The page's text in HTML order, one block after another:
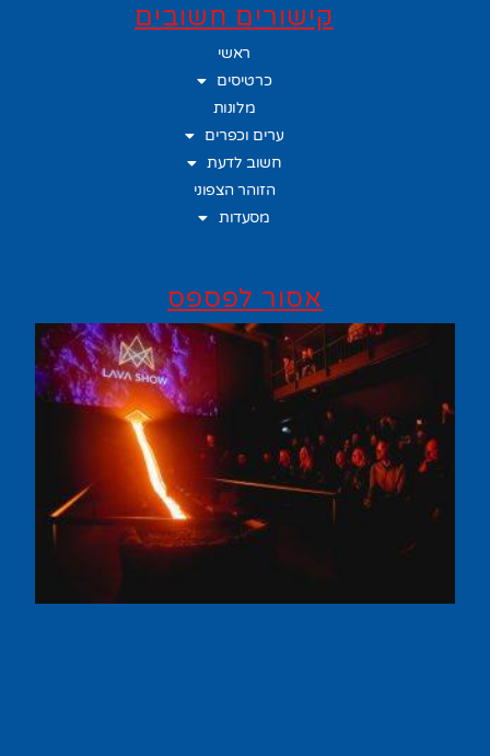
קישורים חשובים
ראשי
כרטיסים
מלונות
ערים וכפרים
חשוב לדעת
הזוהר הצפוני
מסעדות
אסור לפספס